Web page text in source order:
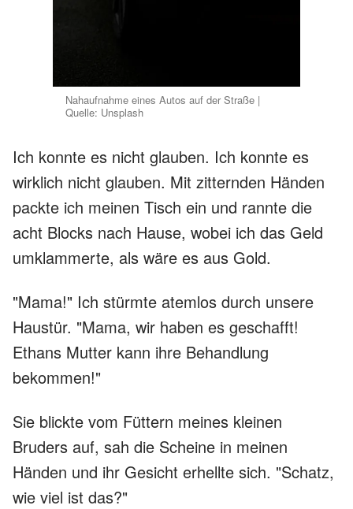
Nahaufnahme eines Autos auf der Straße |
Quelle: Unsplash
Ich konnte es nicht glauben. Ich konnte es
wirklich nicht glauben. Mit zitternden Händen
packte ich meinen Tisch ein und rannte die
acht Blocks nach Hause, wobei ich das Geld
umklammerte, als wäre es aus Gold.
"Mama!" Ich stürmte atemlos durch unsere
Haustür. "Mama, wir haben es geschafft!
Ethans Mutter kann ihre Behandlung
bekommen!"
Sie blickte vom Füttern meines kleinen
Bruders auf, sah die Scheine in meinen
Händen und ihr Gesicht erhellte sich. "Schatz,
wie viel ist das?"